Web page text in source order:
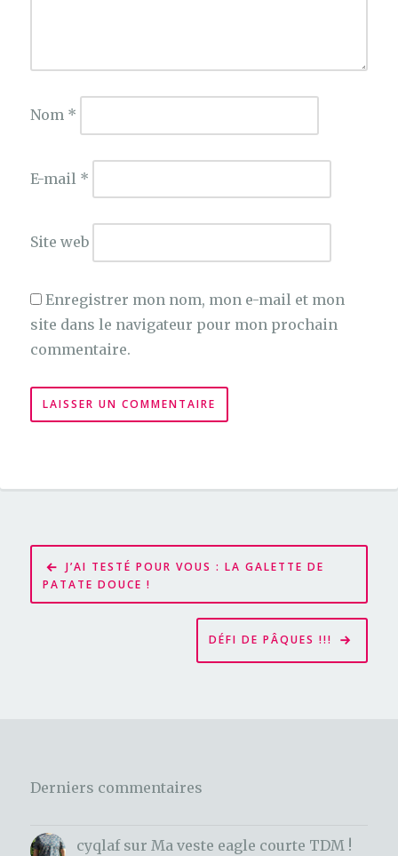
Nom *
E-mail *
Site web
Enregistrer mon nom, mon e-mail et mon
site dans le navigateur pour mon prochain
commentaire.
Navigation
de
l’article
J’AI TESTÉ POUR VOUS : LA GALETTE DE
PATATE DOUCE !
DÉFI DE PÂQUES !!!
Derniers commentaires
cyqlafsurMa veste eagle courte TDM !